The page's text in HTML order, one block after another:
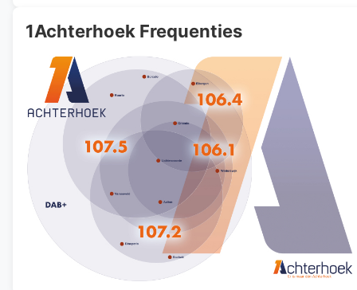
1Achterhoek Frequenties